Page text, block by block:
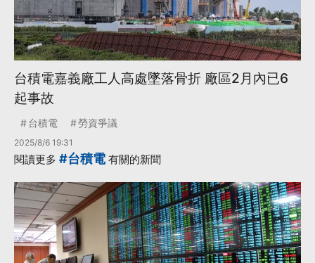
台積電嘉義廠工人高處墜落骨折 廠區2月內已6
起事故
台積電 勞資爭議
2025/8/6 19:31
閱讀更多 #台積電有關的新聞